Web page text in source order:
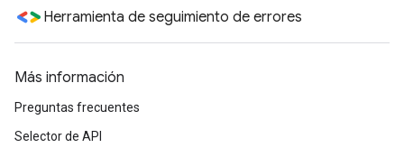
Herramienta de seguimiento de errores
Más información
Preguntas frecuentes
Selector de API